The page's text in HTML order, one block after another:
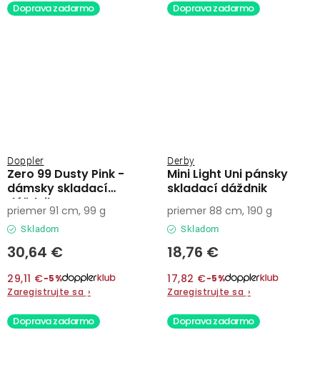
Doprava zadarmo
Zero 99 Dusty Pink -
dámsky skladací
dáždnik
Doppler
Skladom
30,64 €
29,11 €−5%
Zaregistrujte sa ›
priemer 91 cm, 99 g
Doprava zadarmo
Mini Light Uni pánsky
skladací dáždnik
Derby
Skladom
18,76 €
17,82 €−5%
Zaregistrujte sa ›
priemer 88 cm, 190 g
Doprava zadarmo Doprava zadarmo